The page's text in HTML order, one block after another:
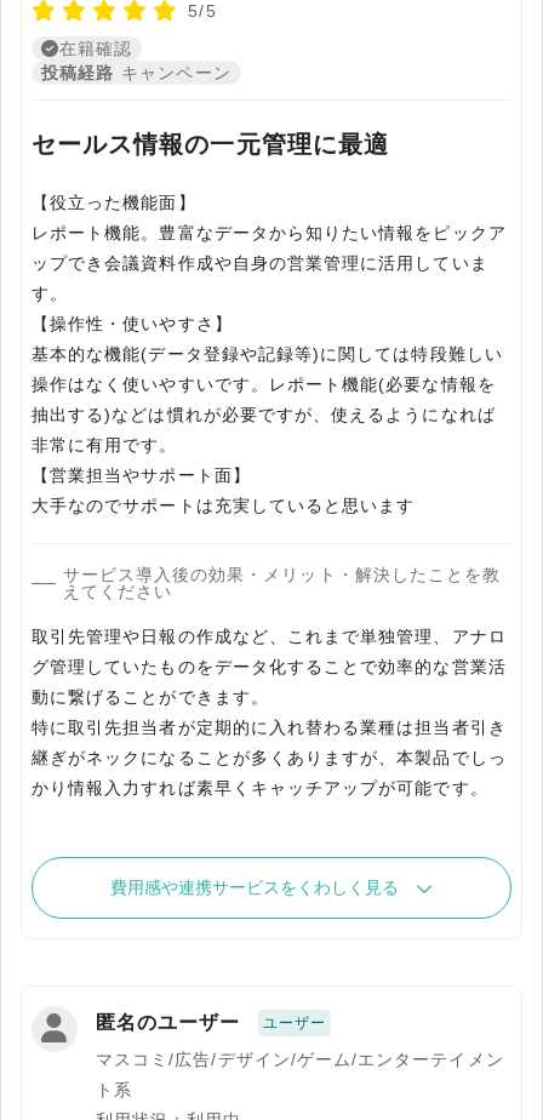
5/5
在籍確認
投稿経路 キャンペーン
セールス情報の一元管理に最適
【役立った機能面】
レポート機能。豊富なデータから知りたい情報をピックア
ップでき会議資料作成や自身の営業管理に活用していま
す。
【操作性・使いやすさ】
基本的な機能(データ登録や記録等)に関しては特段難しい
操作はなく使いやすいです。レポート機能(必要な情報を
抽出する)などは慣れが必要ですが、使えるようになれば
非常に有用です。
【営業担当やサポート面】
大手なのでサポートは充実していると思います
サービス導入後の効果・メリット・解決したことを教
えてください
取引先管理や日報の作成など、これまで単独管理、アナロ
グ管理していたものをデータ化することで効率的な営業活
動に繋げることができます。
特に取引先担当者が定期的に入れ替わる業種は担当者引き
継ぎがネックになることが多くありますが、本製品でしっ
かり情報入力すれば素早くキャッチアップが可能です。
費用感や連携サービスをくわしく見る
匿名のユーザー ユーザー
マスコミ/広告/デザイン/ゲーム/エンターテイメン
ト系